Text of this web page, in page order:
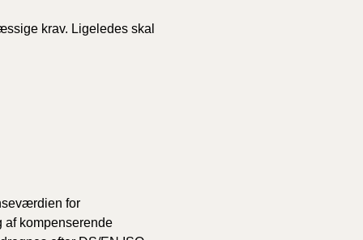
krav. Ligeledes skal
for
af kompenserende